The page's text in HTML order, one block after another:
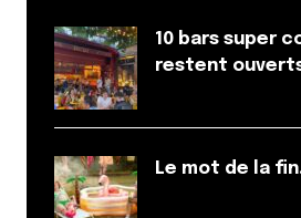
crunch et pas que family
Répondre
Je mérite de gagner un week-
Colleter
27 mai 2025 à 9 h 52 min
10 bars super
restent
Le mot de la